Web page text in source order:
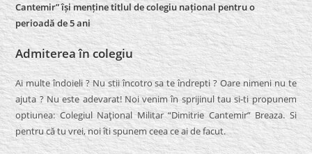
Cantemir” își menține titlul de colegiu național pentru o
perioadă de 5 ani
Admiterea în colegiu
Ai multe îndoieli ? Nu stii încotro sa te îndrepti ? Oare nimeni nu te
ajuta ? Nu este adevarat! Noi venim în sprijinul tau si-ti propunem
optiunea: Colegiul Naţional Militar “Dimitrie Cantemir” Breaza. Si
pentru că tu vrei, noi îti spunem ceea ce ai de facut.